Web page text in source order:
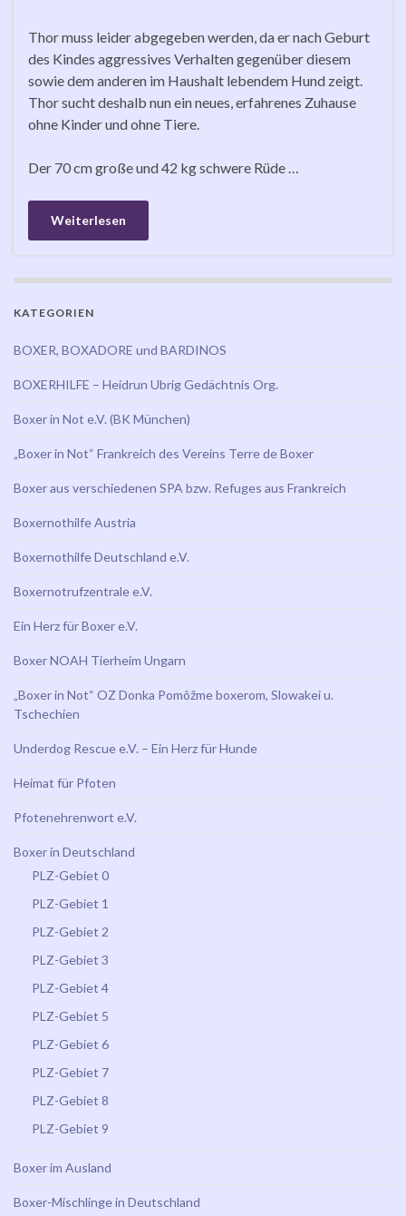
Thor muss leider abgegeben werden, da er nach Geburt
des Kindes aggressives Verhalten gegenüber diesem
sowie dem anderen im Haushalt lebendem Hund zeigt.
Thor sucht deshalb nun ein neues, erfahrenes Zuhause
ohne Kinder und ohne Tiere.
Der 70 cm große und 42 kg schwere Rüde …
Weiterlesen
KATEGORIEN
BOXER, BOXADORE und BARDINOS
BOXERHILFE – Heidrun Ubrig Gedächtnis Org.
Boxer in Not e.V. (BK München)
„Boxer in Not“ Frankreich des Vereins Terre de Boxer
Boxer aus verschiedenen SPA bzw. Refuges aus Frankreich
Boxernothilfe Austria
Boxernothilfe Deutschland e.V.
Boxernotrufzentrale e.V.
Ein Herz für Boxer e.V.
Boxer NOAH Tierheim Ungarn
„Boxer in Not“ OZ Donka Pomôžme boxerom, Slowakei u.
Tschechien
Underdog Rescue e.V. – Ein Herz für Hunde
Heimat für Pfoten
Pfotenehrenwort e.V.
Boxer in Deutschland
PLZ-Gebiet 0
PLZ-Gebiet 1
PLZ-Gebiet 2
PLZ-Gebiet 3
PLZ-Gebiet 4
PLZ-Gebiet 5
PLZ-Gebiet 6
PLZ-Gebiet 7
PLZ-Gebiet 8
PLZ-Gebiet 9
Boxer im Ausland
Boxer-Mischlinge in Deutschland